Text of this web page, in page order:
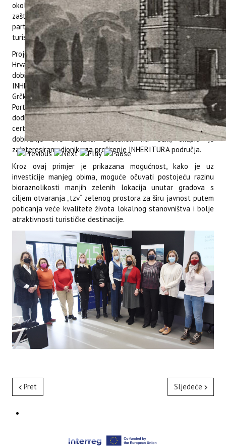
okoliš i valorizirana prirodna baština, samo regulirane mjere
zaštite okoliša od prekomjernih turističkih kretanja, te
participativni pristup održivom turizmu i razvoju održivih
turističkih aktivnosti.
Projekt je pokrenut u veljači 2018. godine, a dosad je u
Hrvatskoj analizirano stanje te su utvrđeni kriteriji za
dobivanje INHERIT oznake za područja prirodne baštine.
INHERITURA oznaku, steklo je ukupno deset područja u
Grčkoj, Španjolskoj, Francuskoj, Italiji, Sloveniji, Cipru, Malti,
Portugalu i Hrvatskoj. Prva INHERITURA oznaka u RH,
dodijeljena je Nacionalnom parku Kornati, a namjera je
certificirati i druga područja koja zadovoljavaju kriterije za
dobivanje ove oznake. Sastanak na Učki, okupio je
zainteresirane dionike za proširenje INHERITURA područja.
Kroz ovaj primjer je prikazana mogućnost, kako je uz
investicije manjeg obima, moguće očuvati postojeću razinu
bioraznolikosti manjih zelenih lokacija unutar gradova s
ciljem otvaranja „tzv“ zelenog prostora za širu javnost putem
poticanja veće kvalitete života lokalnog stanovništva i bolje
atraktivnosti turističke destinacije.
Pret Sljedeće